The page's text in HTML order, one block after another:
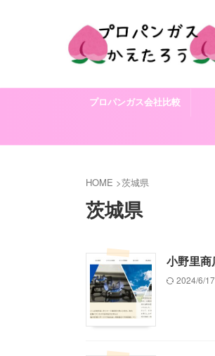
プロパンガス会社比較
HOME >茨城県
茨城県
小野里商
2024/6/17